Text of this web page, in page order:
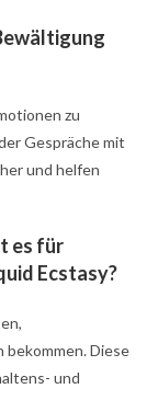
zu
Gespräche mit
und helfen
es für
Ecstasy?
Diese
und